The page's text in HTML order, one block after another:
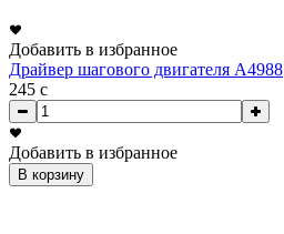
Добавить в избранное
Драйвер шагового двигателя A4988
245 c
Добавить в избранное
В корзину